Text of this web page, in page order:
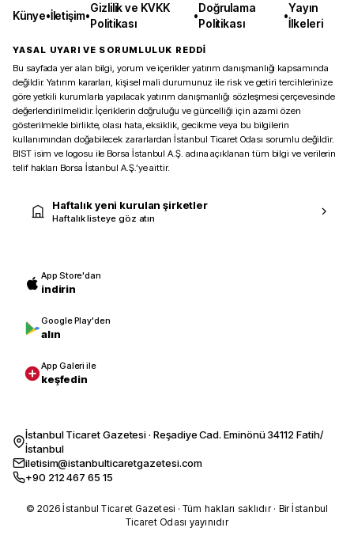
Künye•İletişim•
Gizlilik ve KVKK
Politikası
•
Doğrulama
Politikası
•
Yayın
İlkeleri
YASAL UYARI VE SORUMLULUK REDDİ
Bu sayfada yer alan bilgi, yorum ve içerikler yatırım danışmanlığı kapsamında
değildir. Yatırım kararları, kişisel mali durumunuz ile risk ve getiri tercihlerinize
göre yetkili kurumlarla yapılacak yatırım danışmanlığı sözleşmesi çerçevesinde
değerlendirilmelidir. İçeriklerin doğruluğu ve güncelliği için azami özen
gösterilmekle birlikte, olası hata, eksiklik, gecikme veya bu bilgilerin
kullanımından doğabilecek zararlardan İstanbul Ticaret Odası sorumlu değildir.
BIST isim ve logosu ile Borsa İstanbul A.Ş. adına açıklanan tüm bilgi ve verilerin
telif hakları Borsa İstanbul A.Ş.’ye aittir.
Haftalık yeni kurulan şirketler
Haftalık listeye göz atın
App Store'dan
indirin
Google Play'den
alın
App Galeri ile
keşfedin
İstanbul Ticaret Gazetesi · Reşadiye Cad. Eminönü 34112 Fatih/
İstanbul
iletisim@istanbulticaretgazetesi.com
+90 212 467 65 15
© 2026 İstanbul Ticaret Gazetesi · Tüm hakları saklıdır · Bir İstanbul
Ticaret Odası yayınıdır